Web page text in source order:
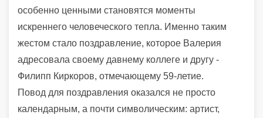
особенно ценными становятся моменты
искреннего человеческого тепла. Именно таким
жестом стало поздравление, которое Валерия
адресовала своему давнему коллеге и другу -
Филипп Киркоров, отмечающему 59-летие.
Повод для поздравления оказался не просто
календарным, а почти символическим: артист,